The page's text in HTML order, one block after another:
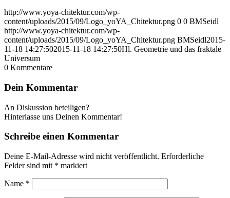
http://www.yoya-chitektur.com/wp-
content/uploads/2015/09/Logo_yoYA_Chitektur.png 0 0 BMSeidl
http://www.yoya-chitektur.com/wp-
content/uploads/2015/09/Logo_yoYA_Chitektur.png BMSeidl2015-
11-18 14:27:502015-11-18 14:27:50Hl. Geometrie und das fraktale
Universum
0 Kommentare
Dein Kommentar
An Diskussion beteiligen?
Hinterlasse uns Deinen Kommentar!
Schreibe einen Kommentar
Deine E-Mail-Adresse wird nicht veröffentlicht. Erforderliche
Felder sind mit * markiert
Name *